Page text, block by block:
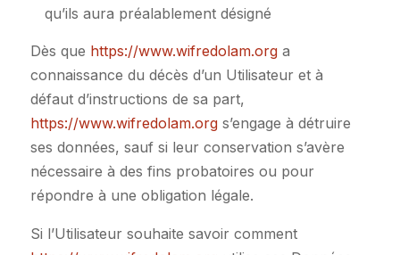
qu’ils aura préalablement désigné
Dès que https://www.wifredolam.orga
connaissance du décès d’un Utilisateur et à
défaut d’instructions de sa part,
https://www.wifredolam.orgs’engage à détruire
ses données, sauf si leur conservation s’avère
nécessaire à des fins probatoires ou pour
répondre à une obligation légale.
Si l’Utilisateur souhaite savoir comment